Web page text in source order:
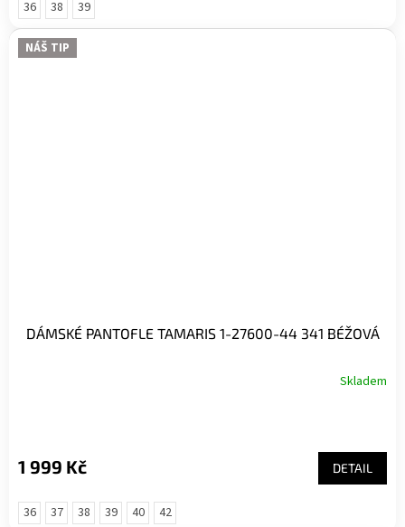
36 38 39
NÁŠ TIP
DÁMSKÉ PANTOFLE TAMARIS 1-27600-44 341 BÉŽOVÁ
Skladem
1 999 Kč DETAIL
36 37 38 39 40 42